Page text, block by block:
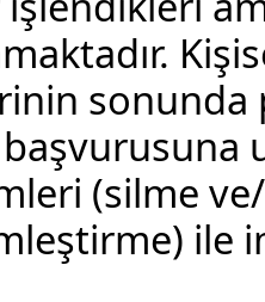
sonunda
(silme
ile